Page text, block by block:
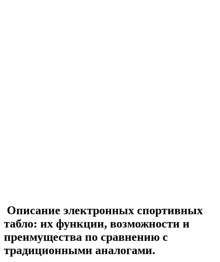
Описание электронных спортивных
табло: их функции, возможности и
преимущества по сравнению с
традиционными аналогами.